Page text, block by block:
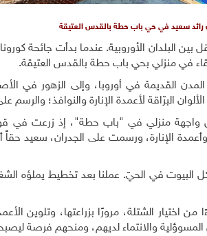
رائد سعيد في حي باب حطة بالقدس العتيقة
البلدان الأوروبية. عندما بدأت جائحة
في منزلي بحي باب حطة بالقدس العتيقة.
القديمة في أوروبا، وإلى الزهور في
البرّاقة لأعمدة الإنارة والنوافذ؛ والرسم
منزلي في "باب حطة"، إذ زرعت في
الإنارة، ورسمت على الجدران، سعيد
البيوت في الحيّ. عملنا بعد تخطيط يملؤه
الشتلة، مرورًا بزراعتها، وتلوين
والانتماء لديهم، ومنحهم فرصة